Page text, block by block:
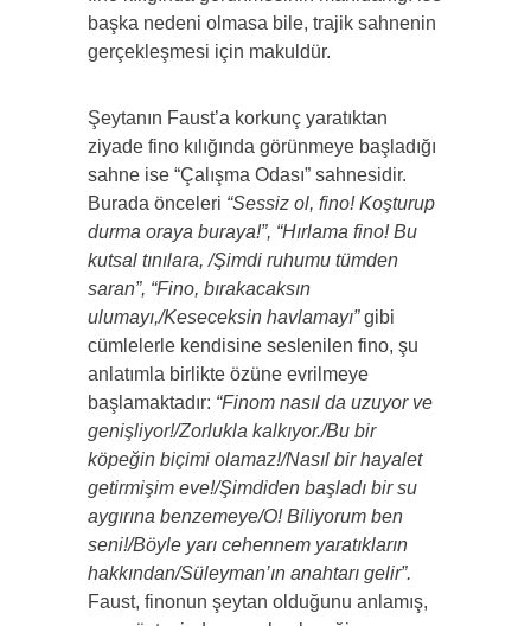
başka nedeni olmasa bile, trajik sahnenin
gerçekleşmesi için makuldür.
Şeytanın Faust’a korkunç yaratıktan
ziyade fino kılığında görünmeye başladığı
sahne ise “Çalışma Odası” sahnesidir.
Burada önceleri “Sessiz ol, fino! Koşturup
durma oraya buraya!”, “Hırlama fino! Bu
kutsal tınılara, /Şimdi ruhumu tümden
saran”, “Fino, bırakacaksın
ulumayı,/Keseceksin havlamayı”gibi
cümlelerle kendisine seslenilen fino, şu
anlatımla birlikte özüne evrilmeye
başlamaktadır: “Finom nasıl da uzuyor ve
genişliyor!/Zorlukla kalkıyor./Bu bir
köpeğin biçimi olamaz!/Nasıl bir hayalet
getirmişim eve!/Şimdiden başladı bir su
aygırına benzemeye/O! Biliyorum ben
seni!/Böyle yarı cehennem yaratıkların
hakkından/Süleyman’ın anahtarı gelir”.
Faust, finonun şeytan olduğunu anlamış,